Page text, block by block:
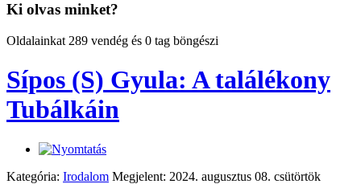
Ki olvas minket?
Oldalainkat 289 vendég és 0 tag böngészi
Sípos (S) Gyula: A találékony
Tubálkáin
Kategória: Irodalom Megjelent: 2024. augusztus 08. csütörtök